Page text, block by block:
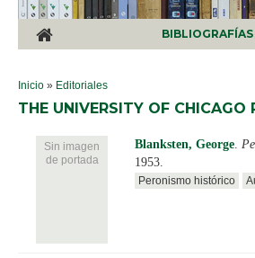
BIBLIOGRAFÍAS
SE ENCUENTRA USTED AQUÍ
Inicio » Editoriales
THE UNIVERSITY OF CHICAGO
Sin imagen
de portada
Blanksten, George.
1953.
Peronismo histórico